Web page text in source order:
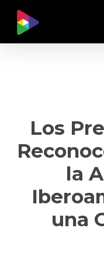
main
Los
la
una